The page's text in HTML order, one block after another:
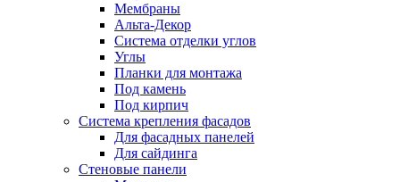
Мембраны
Альта-Декор
Система отделки углов
Углы
Планки для монтажа
Под камень
Под кирпич
Система крепления фасадов
Для фасадных панелей
Для сайдинга
Стеновые панели